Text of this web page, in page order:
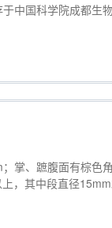
中国科学院成都生
掌、蹠腹面有棕色
，其中段直径15mm